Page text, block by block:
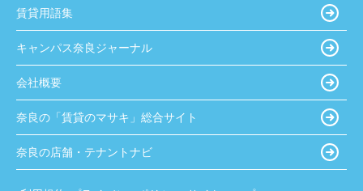
賃貸用語集
キャンパス奈良ジャーナル
会社概要
奈良の「賃貸のマサキ」総合サイト
奈良の店舗・テナントナビ